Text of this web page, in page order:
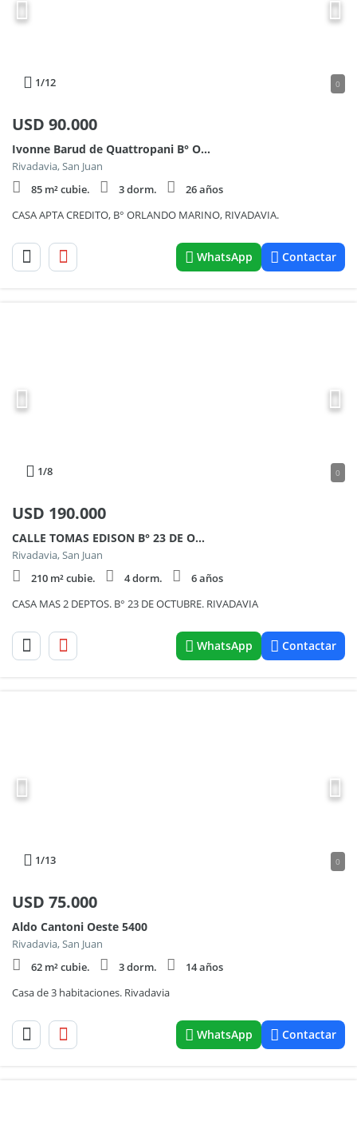
1/12 0
USD 90.000
Ivonne Barud de Quattropani B° Orlando Marino Mza K casa 100
Rivadavia, San Juan
85 m² cubie.
3 dorm.
26 años
CASA APTA CREDITO, B° ORLANDO MARINO, RIVADAVIA.
WhatsApp Contactar
1/8 0
USD 190.000
CALLE TOMAS EDISON B° 23 DE OCTUBRE 2800
Rivadavia, San Juan
210 m² cubie.
4 dorm.
6 años
CASA MAS 2 DEPTOS. B° 23 DE OCTUBRE. RIVADAVIA
WhatsApp Contactar
1/13 0
USD 75.000
Aldo Cantoni Oeste 5400
Rivadavia, San Juan
62 m² cubie.
3 dorm.
14 años
Casa de 3 habitaciones. Rivadavia
WhatsApp Contactar